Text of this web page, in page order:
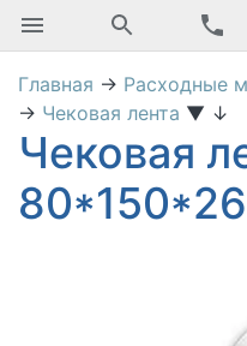
Главная → Расходные
→ Чековая лента ▼ ↓
Чековая
80*150*26